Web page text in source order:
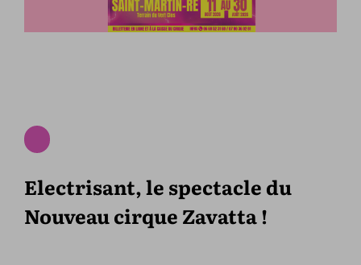
Electrisant, le spectacle du
Nouveau cirque Zavatta !